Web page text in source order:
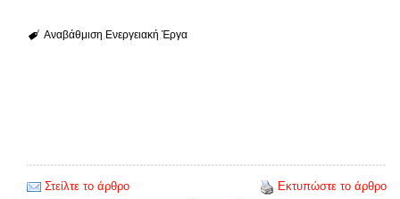
Αναβάθμιση Ενεργειακή Έργα
Στείλτε το άρθρο
Εκτυπώστε το άρθρο